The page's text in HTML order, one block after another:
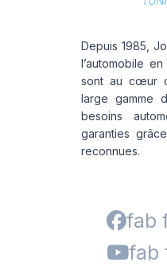
Depuis 1985,
l’automobile
sont au cœur
large gamme
besoins
garanties
reconnues.
fab
fab